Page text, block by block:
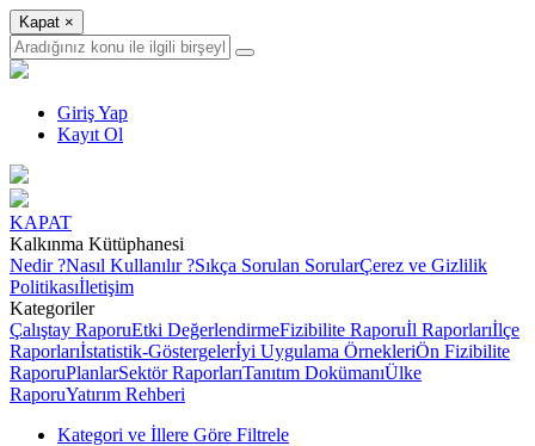
Kapat ×
Giriş Yap
Kayıt Ol
KAPAT
Kalkınma Kütüphanesi
Nedir ?Nasıl Kullanılır ?Sıkça Sorulan SorularÇerez ve Gizlilik
Politikasıİletişim
Kategoriler
Çalıştay RaporuEtki DeğerlendirmeFizibilite Raporuİl Raporlarıİlçe
Raporlarıİstatistik-Göstergelerİyi Uygulama ÖrnekleriÖn Fizibilite
RaporuPlanlarSektör RaporlarıTanıtım DokümanıÜlke
RaporuYatırım Rehberi
Kategori ve İllere Göre Filtrele